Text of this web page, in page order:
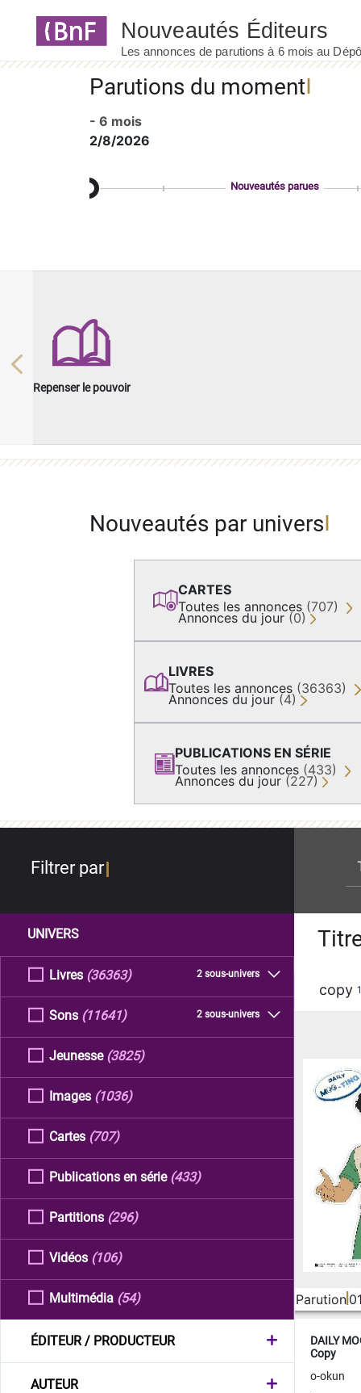
Parutions du moment
- 6 mois
2/8/2026
Nouveautés parues
Repenser le pouvoir
Previous
Nouveautés par univers
CARTES
Toutes les annonces (707)
Annonces du jour (0)
LIVRES
Toutes les annonces (36363)
Annonces du jour (4)
PUBLICATIONS EN SÉRIE
Toutes les annonces (433)
Annonces du jour (227)
Filtrer par
UNIVERS
Livres 2 sous-univers
(36363)
Sons 2 sous-univers
(11641)
Jeunesse (3825)
Images (1036)
Cartes (707)
Publications en série (433)
Partitions (296)
Vidéos (106)
Multimédia (54)
ÉDITEUR / PRODUCTEUR
AUTEUR
copy
Parution
DAILY
Copy
o-okun